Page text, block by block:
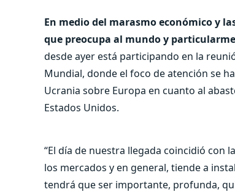
En medio del marasmo económico y
que preocupa al mundo y
desde ayer está participando en la
Mundial, donde el foco de atención se
Ucrania sobre Europa en cuanto al
Estados Unidos.
“El día de nuestra llegada coincidió con
los mercados y en general, tiende a
tendrá que ser importante, profunda,